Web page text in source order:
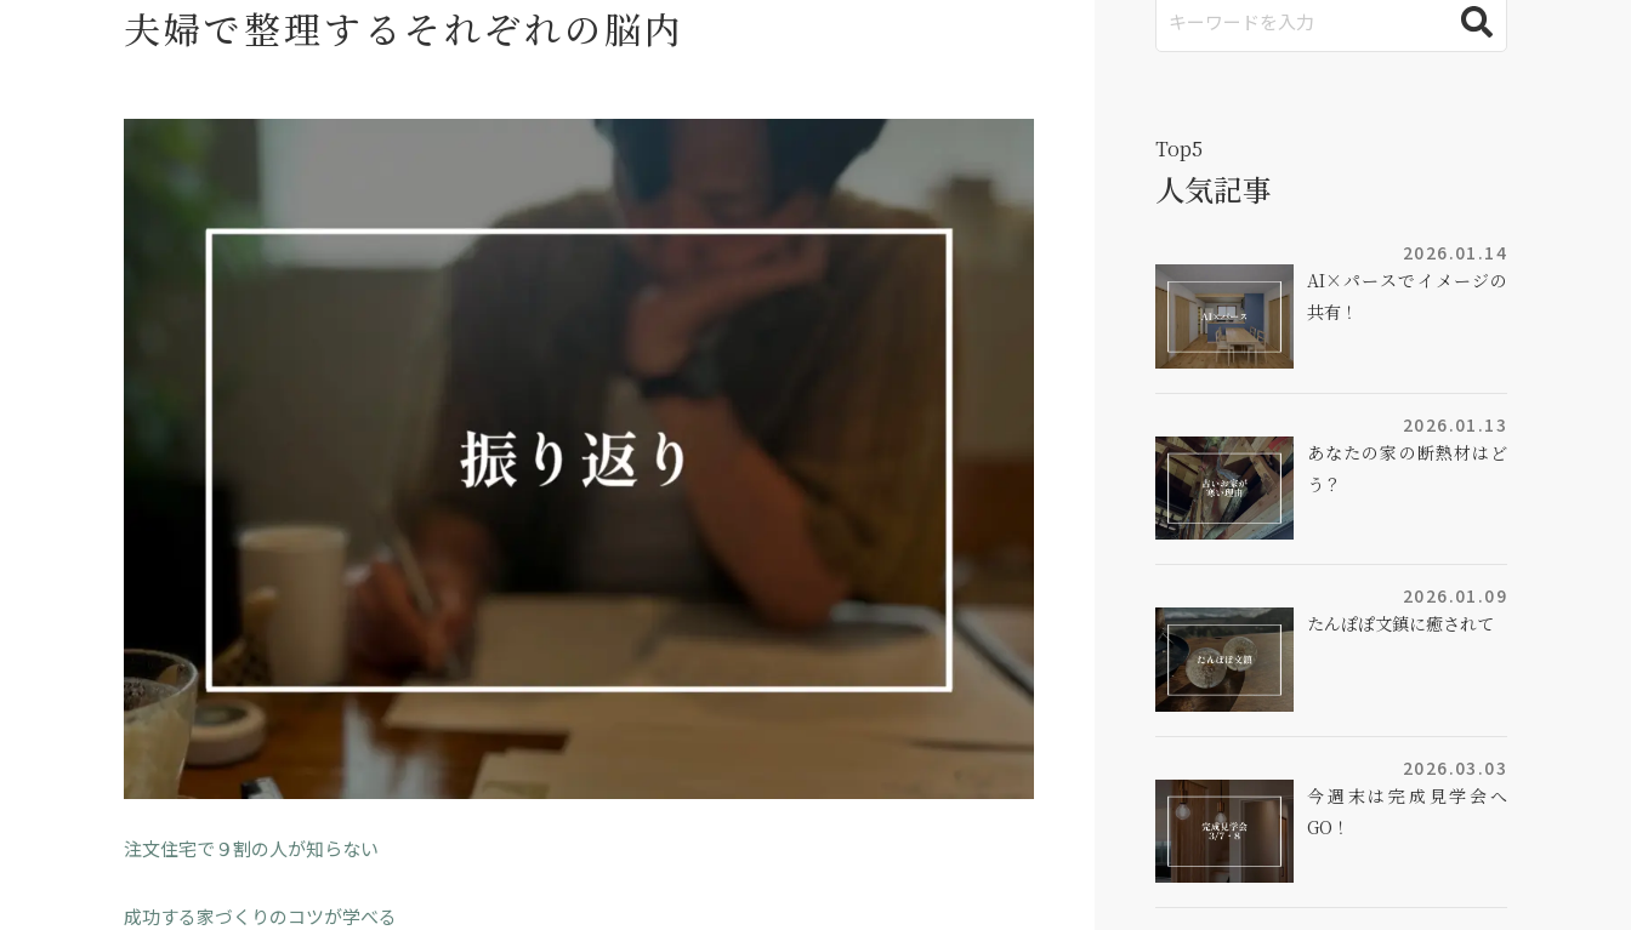
夫婦で整理するそれぞれの脳内
注文住宅で９割の人が知らない
成功する家づくりのコツが学べる
Top5
人気記事
2026.01.14
AI×パースでイメージの
共有！
2026.01.13
あなたの家の断熱材はど
う？
2026.01.09
たんぽぽ文鎮に癒されて
2026.03.03
今週末は完成見学会へ
GO！